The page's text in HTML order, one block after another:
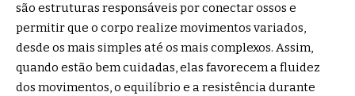
são estruturas responsáveis por conectar ossos e
permitir que o corpo realize movimentos variados,
desde os mais simples até os mais complexos. Assim,
quando estão bem cuidadas, elas favorecem a fluidez
dos movimentos, o equilíbrio e a resistência durante